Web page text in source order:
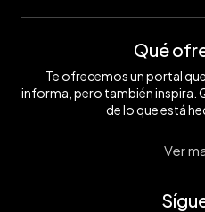
Qué
Te ofrecemos un portal
informa, pero también inspira.
de lo que está
Ver